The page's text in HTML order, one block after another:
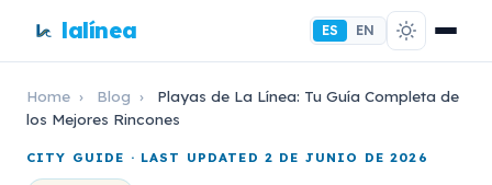
lalínea ES EN
Home › Blog ›
Playas de La Línea: Tu Guía Completa de
los Mejores Rincones
CITY GUIDE · LAST UPDATED 2 DE JUNIO DE 2026